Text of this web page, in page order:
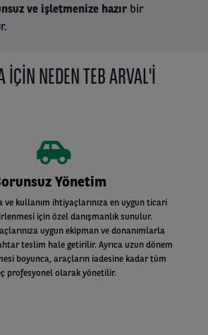
ve işletmenize hazır bir
NEDEN TEB ARVAL'I
Yönetim
ve kullanım ihtiyaçlarınıza en uygun ticari
için özel danışmanlık sunulur.
uygun ekipman ve donanımlarla
teslim hale getirilir. Ayrıca uzun dönem
boyunca, araçların iadesine kadar tüm
profesyonel olarak yönetilir.